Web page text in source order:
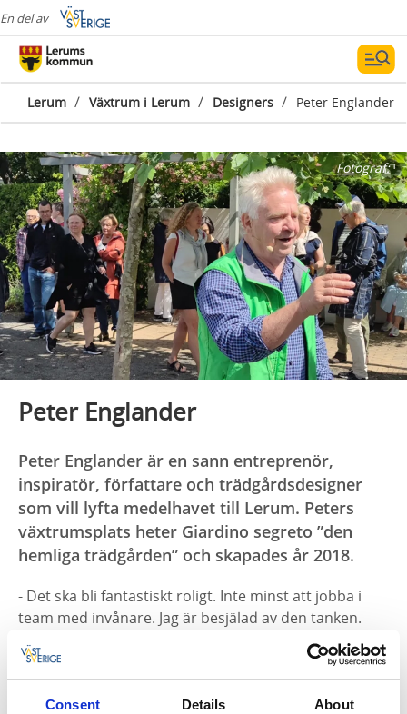
Consent Details About
En del av
Lerum / Växtrum i Lerum / Designers / Peter Englander
Fotograf:
Peter Englander
Peter Englander är en sann entreprenör,
inspiratör, författare och trädgårdsdesigner
som vill lyfta medelhavet till Lerum. Peters
växtrumsplats heter Giardino segreto ”den
hemliga trädgården” och skapades år 2018.
- Det ska bli fantastiskt roligt. Inte minst att jobba i
team med invånare. Jag är besjälad av den tanken.
Det är de projekten som blir långvariga, där invånare
engageras.
Att steka lamm på terrassen, strö egenodlad